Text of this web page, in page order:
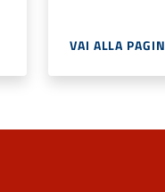
VAI ALLA